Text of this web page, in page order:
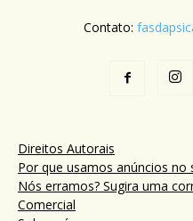
Contato:
Direitos Autorais
Por que usamos anúncios no
Nós erramos? Sugira uma
Comercial